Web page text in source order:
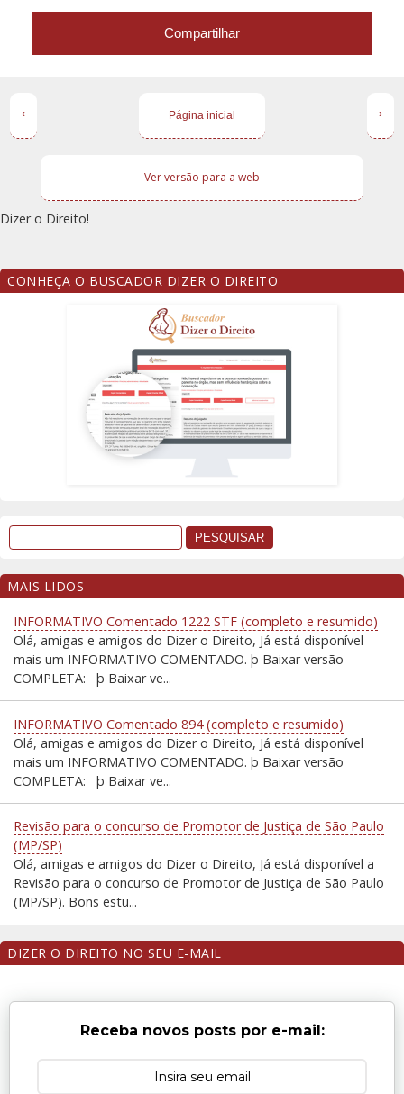
Compartilhar
‹ ›
Página inicial
Ver versão para a web
Dizer o Direito!
CONHEÇA O BUSCADOR DIZER O DIREITO
MAIS LIDOS
INFORMATIVO Comentado 1222 STF (completo e resumido)
Olá, amigas e amigos do Dizer o Direito, Já está disponível
mais um INFORMATIVO COMENTADO. þ Baixar versão
COMPLETA: þ Baixar ve...
INFORMATIVO Comentado 894 (completo e resumido)
Olá, amigas e amigos do Dizer o Direito, Já está disponível
mais um INFORMATIVO COMENTADO. þ Baixar versão
COMPLETA: þ Baixar ve...
Revisão para o concurso de Promotor de Justiça de São Paulo
(MP/SP)
Olá, amigas e amigos do Dizer o Direito, Já está disponível a
Revisão para o concurso de Promotor de Justiça de São Paulo
(MP/SP). Bons estu...
DIZER O DIREITO NO SEU E-MAIL
Receba novos posts por e-mail: